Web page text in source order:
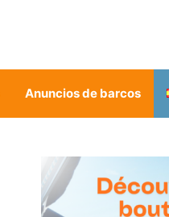
Anuncios de barcos